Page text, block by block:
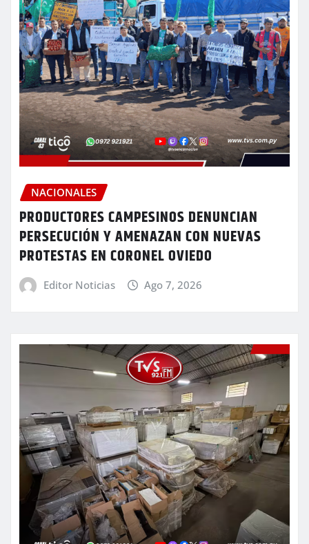
NACIONALES
PRODUCTORES CAMPESINOS DENUNCIAN
PERSECUCIÓN Y AMENAZAN CON NUEVAS
PROTESTAS EN CORONEL OVIEDO
Editor Noticias Ago 7, 2026